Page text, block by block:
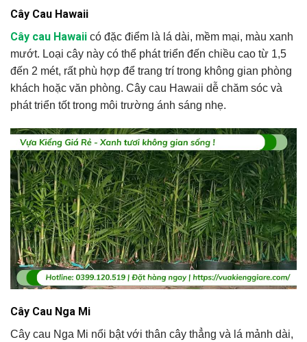
Cây Cau Hawaii
Cây cau Hawaii có đặc điểm là lá dài, mềm mại, màu xanh
mướt. Loại cây này có thể phát triển đến chiều cao từ 1,5
đến 2 mét, rất phù hợp để trang trí trong không gian phòng
khách hoặc văn phòng. Cây cau Hawaii dễ chăm sóc và
phát triển tốt trong môi trường ánh sáng nhẹ.
Cây Cau Nga Mi
Cây cau Nga Mi nổi bật với thân cây thẳng và lá mảnh dài,